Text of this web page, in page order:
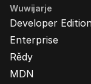
Wuwijarje
Developer
Enterprise
Rědy
MDN